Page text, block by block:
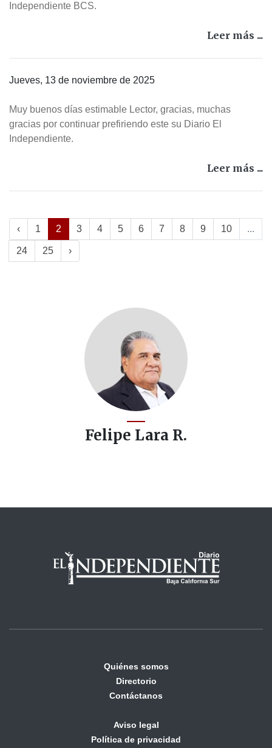
Independiente BCS.
Leer más ...
Jueves, 13 de noviembre de 2025
Muy buenos días estimable Lector, gracias, muchas
gracias por continuar prefiriendo este su Diario El
Independiente.
Leer más ...
‹ 1 2 3 4 5 6 7 8 9 10 ...
24 25 ›
Felipe Lara R.
Quiénes somos
Directorio
Contáctanos
Aviso legal
Política de privacidad